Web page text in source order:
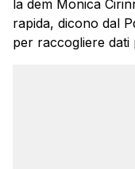
la dem Monica
rapida, dicono dal
per raccogliere